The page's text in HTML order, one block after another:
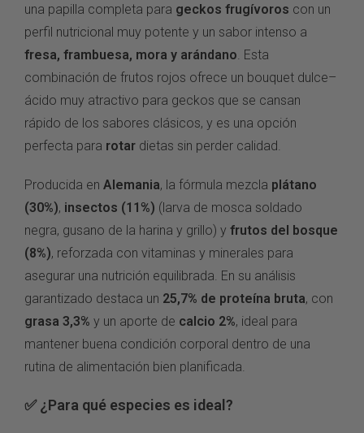
una papilla completa para geckos frugívoros con un
perfil nutricional muy potente y un sabor intenso a
fresa, frambuesa, mora y arándano . Esta
combinación de frutos rojos ofrece un bouquet dulce–
ácido muy atractivo para geckos que se cansan
rápido de los sabores clásicos, y es una opción
perfecta para rotar dietas sin perder calidad.
Producida en Alemania, la fórmula mezcla plátano
(30%), insectos (11%) (larva de mosca soldado
negra, gusano de la harina y grillo) y frutos del bosque
(8%), reforzada con vitaminas y minerales para
asegurar una nutrición equilibrada. En su análisis
garantizado destaca un 25,7% de proteína bruta, con
grasa 3,3% y un aporte de calcio 2%, ideal para
mantener buena condición corporal dentro de una
rutina de alimentación bien planificada.
✅ ¿Para qué especies es ideal?